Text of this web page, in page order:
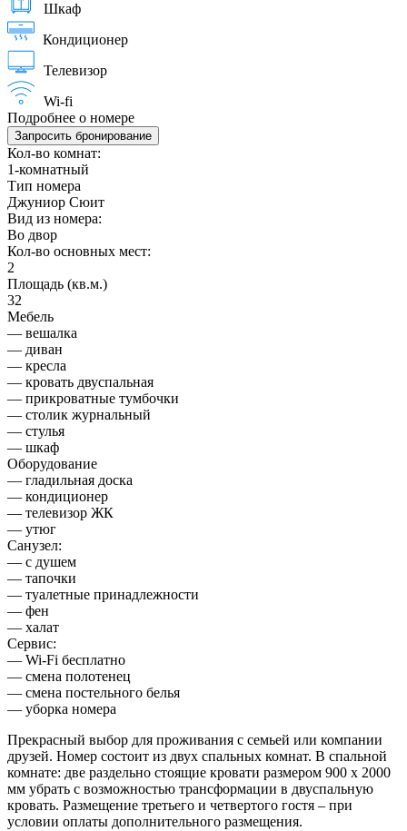
Шкаф
Кондиционер
Телевизор
Wi-fi
Подробнее о номере
Запросить бронирование
Кол-во комнат:
1-комнатный
Тип номера
Джуниор Сюит
Вид из номера:
Во двор
Кол-во основных мест:
2
Площадь (кв.м.)
32
Мебель
— вешалка
— диван
— кресла
— кровать двуспальная
— прикроватные тумбочки
— столик журнальный
— стулья
— шкаф
Оборудование
— гладильная доска
— кондиционер
— телевизор ЖК
— утюг
Санузел:
— с душем
— тапочки
— туалетные принадлежности
— фен
— халат
Сервис:
— Wi-Fi бесплатно
— смена полотенец
— смена постельного белья
— уборка номера
Прекрасный выбор для проживания с семьей или компании
друзей. Номер состоит из двух спальных комнат. В спальной
комнате: две раздельно стоящие кровати размером 900 х 2000
мм убрать с возможностью трансформации в двуспальную
кровать. Размещение третьего и четвертого гостя – при
условии оплаты дополнительного размещения.